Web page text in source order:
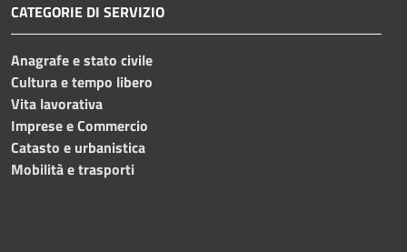
CATEGORIE DI SERVIZIO
Anagrafe e stato civile
Cultura e tempo libero
Vita lavorativa
Imprese e Commercio
Catasto e urbanistica
Mobilità e trasporti